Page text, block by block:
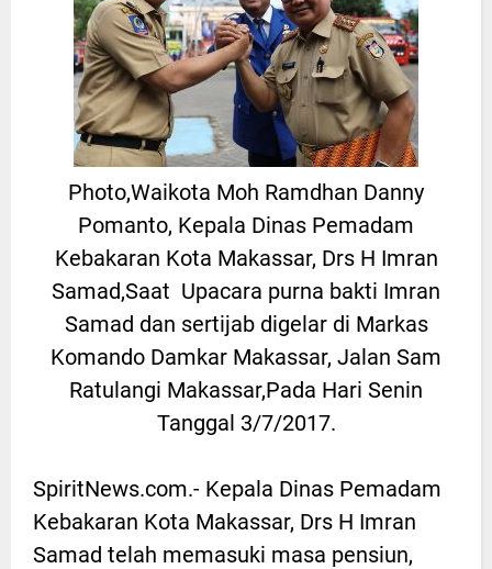
Photo,Waikota Moh Ramdhan Danny
Pomanto, Kepala Dinas Pemadam
Kebakaran Kota Makassar, Drs H Imran
Samad,Saat Upacara purna bakti Imran
Samad dan sertijab digelar di Markas
Komando Damkar Makassar, Jalan Sam
Ratulangi Makassar,Pada Hari Senin
Tanggal 3/7/2017.
SpiritNews.com.- Kepala Dinas Pemadam
Kebakaran Kota Makassar, Drs H Imran
Samad telah memasuki masa pensiun,